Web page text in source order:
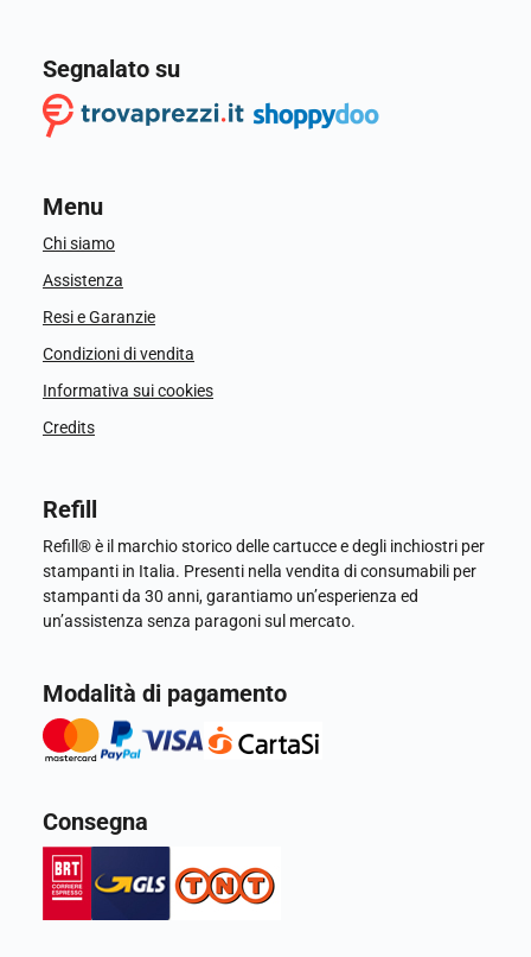
Segnalato su
Menu
Chi siamo
Assistenza
Resi e Garanzie
Condizioni di vendita
Informativa sui cookies
Credits
Refill
Refill® è il marchio storico delle cartucce e degli inchiostri per
stampanti in Italia. Presenti nella vendita di consumabili per
stampanti da 30 anni, garantiamo un’esperienza ed
un’assistenza senza paragoni sul mercato.
Modalità di pagamento
Consegna